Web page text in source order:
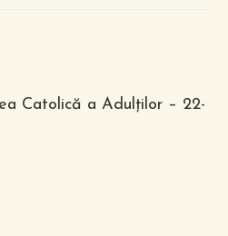
Catolică a Adulților – 22-